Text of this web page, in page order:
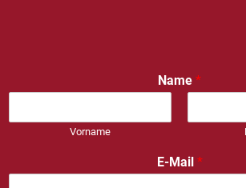
Name *
Vorname
E-Mail *